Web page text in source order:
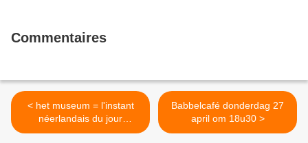
Commentaires
< het museum = l'instant
néerlandais du jour
(2023_04_24)
Babbelcafé donderdag 27
april om 18u30 >